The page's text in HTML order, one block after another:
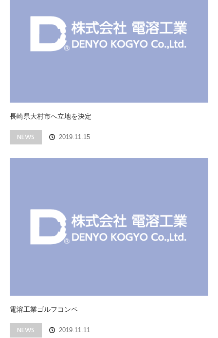
長崎県大村市へ立地を決定
NEWS 2019.11.15
電溶工業ゴルフコンペ
NEWS 2019.11.11